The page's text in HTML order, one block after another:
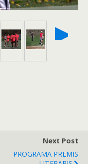
►
Next Post
PROGRAMA PREMIS